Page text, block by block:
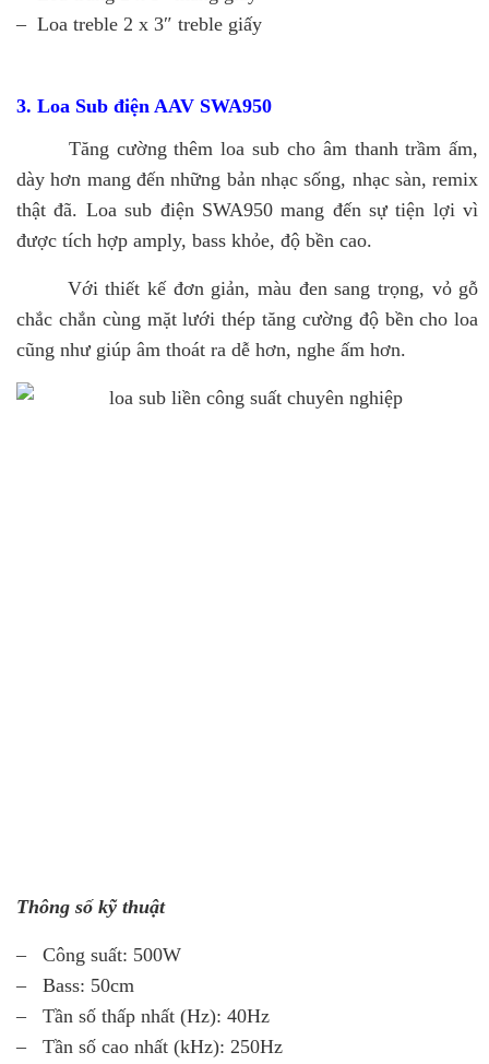
– Loa treble 2 x 3″ treble giấy
3. Loa Sub điện AAV SWA950
Tăng cường thêm loa sub cho âm thanh trầm ấm,
dày hơn mang đến những bản nhạc sống, nhạc sàn, remix
thật đã. Loa sub điện SWA950 mang đến sự tiện lợi vì
được tích hợp amply, bass khỏe, độ bền cao.
Với thiết kế đơn giản, màu đen sang trọng, vỏ gỗ
chắc chắn cùng mặt lưới thép tăng cường độ bền cho loa
cũng như giúp âm thoát ra dễ hơn, nghe ấm hơn.
Thông số kỹ thuật
– Công suất: 500W
– Bass: 50cm
– Tần số thấp nhất (Hz): 40Hz
– Tần số cao nhất (kHz): 250Hz